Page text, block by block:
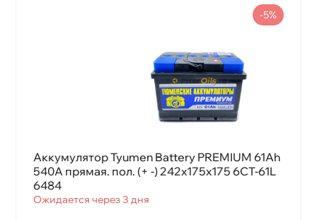
Аккумулятор Tyumen Battery PREMIUM 61Ah
540A прямая. пол. (+ -) 242х175х175 6СТ-61L
6484
Ожидается через 3 дня
-5%